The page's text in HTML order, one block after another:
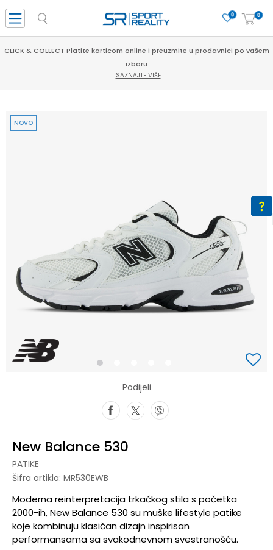
0
0
CLICK & COLLECT Platite karticom online i preuzmite u prodavnici po vašem
izboru
SAZNAJTE VIŠE
1
NOVO
Podijeli
New Balance 530
PATIKE
Šifra artikla: MR530EWB
Moderna reinterpretacija trkačkog stila s početka
2000-ih, New Balance 530 su muške lifestyle patike
koje kombinuju klasičan dizajn inspirisan
performansama sa svakodnevnom svestranošću.